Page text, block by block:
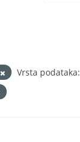
Vrsta podataka: